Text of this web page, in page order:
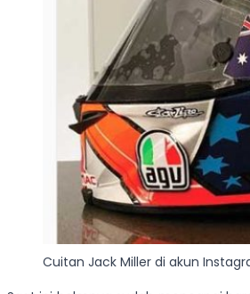
Cuitan Jack Miller di akun